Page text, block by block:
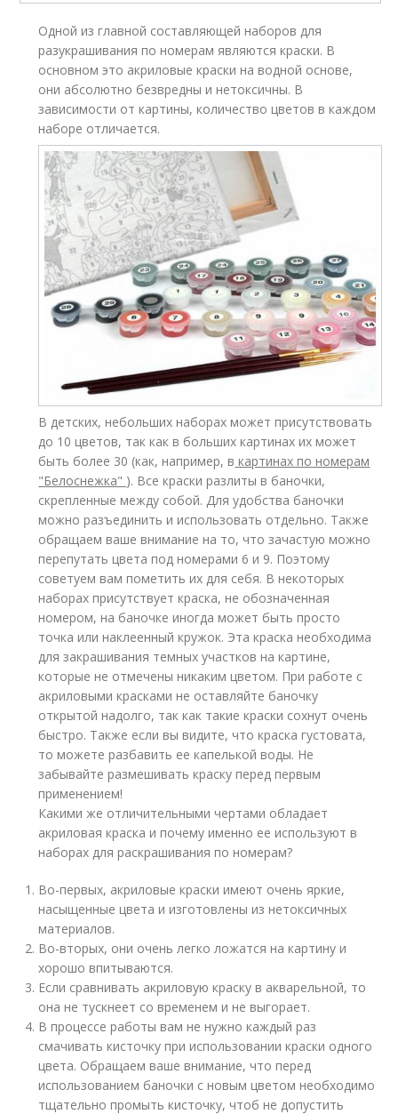
Одной из главной составляющей наборов для
разукрашивания по номерам являются краски. В
основном это акриловые краски на водной основе,
они абсолютно безвредны и нетоксичны. В
зависимости от картины, количество цветов в каждом
наборе отличается.
В детских, небольших наборах может присутствовать
до 10 цветов, так как в больших картинах их может
быть более 30 (как, например, в картинах по номерам
"Белоснежка" ). Все краски разлиты в баночки,
скрепленные между собой. Для удобства баночки
можно разъединить и использовать отдельно. Также
обращаем ваше внимание на то, что зачастую можно
перепутать цвета под номерами 6 и 9. Поэтому
советуем вам пометить их для себя. В некоторых
наборах присутствует краска, не обозначенная
номером, на баночке иногда может быть просто
точка или наклеенный кружок. Эта краска необходима
для закрашивания темных участков на картине,
которые не отмечены никаким цветом. При работе с
акриловыми красками не оставляйте баночку
открытой надолго, так как такие краски сохнут очень
быстро. Также если вы видите, что краска густовата,
то можете разбавить ее капелькой воды. Не
забывайте размешивать краску перед первым
применением!
Какими же отличительными чертами обладает
акриловая краска и почему именно ее используют в
наборах для раскрашивания по номерам?
Во-первых, акриловые краски имеют очень яркие,
насыщенные цвета и изготовлены из нетоксичных
материалов.
Во-вторых, они очень легко ложатся на картину и
хорошо впитываются.
Если сравнивать акриловую краску в акварельной, то
она не тускнеет со временем и не выгорает.
В процессе работы вам не нужно каждый раз
смачивать кисточку при использовании краски одного
цвета. Обращаем ваше внимание, что перед
использованием баночки с новым цветом необходимо
тщательно промыть кисточку, чтоб не допустить